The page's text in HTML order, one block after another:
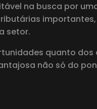
na busca por
setor.
quanto
não só do